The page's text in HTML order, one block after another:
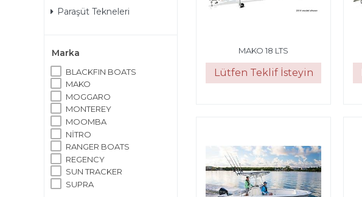
Paraşüt Tekneleri
Marka
BLACKFIN BOATS
MAKO
MOGGARO
MONTEREY
MOOMBA
NİTRO
RANGER BOATS
REGENCY
SUN TRACKER
SUPRA
MAKO 18 LTS
Lütfen Teklif İsteyin